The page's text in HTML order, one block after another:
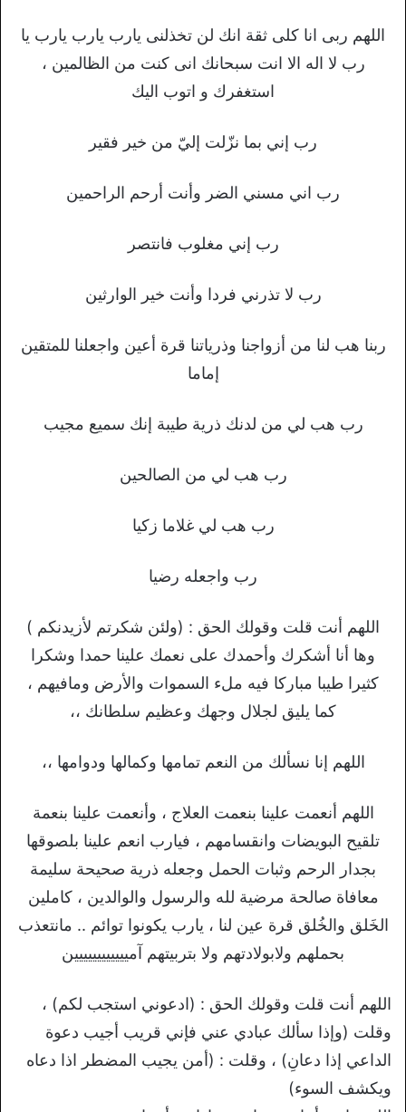
اللهم ربى انا كلى ثقة انك لن تخذلنى يارب يارب يارب يا
رب لا اله الا انت سبحانك انى كنت من الظالمين ،
استغفرك و اتوب اليك
رب إني بما نزّلت إليّ من خير فقير
رب اني مسني الضر وأنت أرحم الراحمين
رب إني مغلوب فانتصر
رب لا تذرني فردا وأنت خير الوارثين
ربنا هب لنا من أزواجنا وذرياتنا قرة أعين واجعلنا للمتقين
إماما
رب هب لي من لدنك ذرية طيبة إنك سميع مجيب
رب هب لي من الصالحين
رب هب لي غلاما زكيا
رب واجعله رضيا
اللهم أنت قلت وقولك الحق : (ولئن شكرتم لأزيدنكم )
وها أنا أشكرك وأحمدك على نعمك علينا حمدا وشكرا
كثيرا طيبا مباركا فيه ملء السموات والأرض ومافيهم ،
كما يليق لجلال وجهك وعظيم سلطانك ،،
اللهم إنا نسألك من النعم تمامها وكمالها ودوامها ،،
اللهم أنعمت علينا بنعمت العلاج ، وأنعمت علينا بنعمة
تلقيح البويضات وانقسامهم ، فيارب انعم علينا بلصوقها
بجدار الرحم وثبات الحمل وجعله ذرية صحيحة سليمة
معافاة صالحة مرضية لله والرسول والوالدين ، كاملين
الخَلق والخُلق قرة عين لنا ، يارب يكونوا توائم .. مانتعذب
بحملهم ولابولادتهم ولا بتربيتهم آميييييييييييين
اللهم أنت قلت وقولك الحق : (ادعوني استجب لكم) ،
وقلت (وإذا سألك عبادي عني فإني قريب أجيب دعوة
الداعي إذا دعانِ) ، وقلت : (أمن يجيب المضطر اذا دعاه
ويكشف السوء)